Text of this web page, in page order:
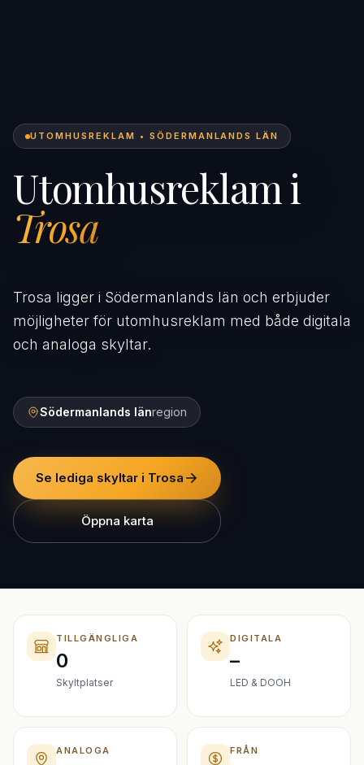
UTOMHUSREKLAM • SÖDERMANLANDS LÄN
Utomhusreklam i
Trosa
Trosa ligger i Södermanlands län och erbjuder
möjligheter för utomhusreklam med både digitala
och analoga skyltar.
Södermanlands länregion
Se lediga skyltar i Trosa
Öppna karta
TILLGÄNGLIGA
0
Skyltplatser
DIGITALA
–
LED & DOOH
ANALOGA FRÅN